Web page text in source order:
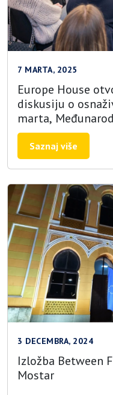
7 MARTA, 2025
Europe House
diskusiju o
marta,
Saznaj više
3 DECEMBRA, 2024
Izložba Between
Mostar